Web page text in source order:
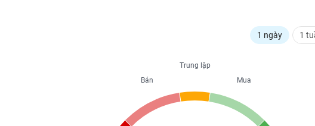
1 ngày 1
Trung lập
Mua
Bán